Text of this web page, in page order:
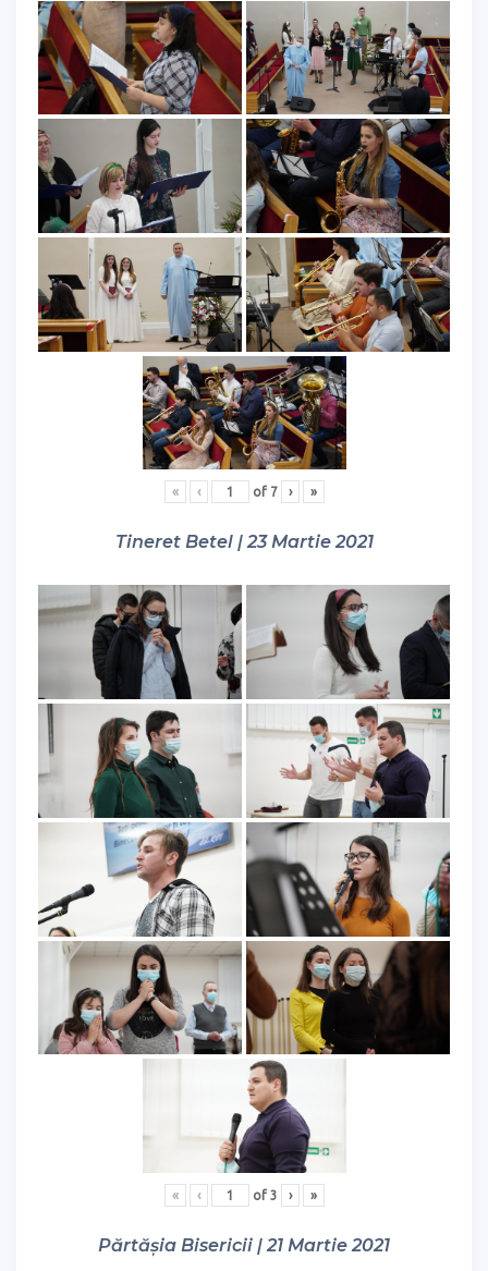
« ‹ of 7 › »
Tineret Betel | 23 Martie 2021
« ‹ of 3 › »
Părtășia Bisericii | 21 Martie 2021